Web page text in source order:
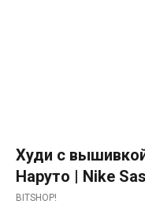
Худи с
Наруто | Nike
BITSHOP!